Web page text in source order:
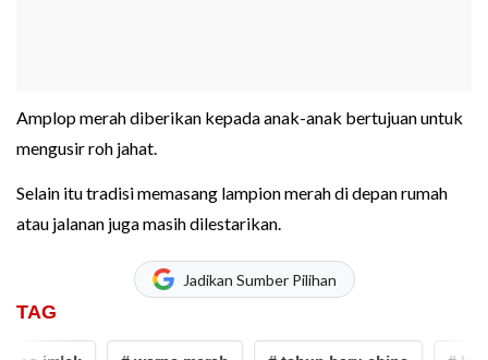
Amplop merah diberikan kepada anak-anak bertujuan untuk
mengusir roh jahat.
Selain itu tradisi memasang lampion merah di depan rumah
atau jalanan juga masih dilestarikan.
Jadikan Sumber Pilihan
TAG